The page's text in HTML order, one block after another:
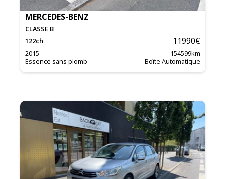
MERCEDES-BENZ
CLASSE B
122ch 11990€
2015 154599km
Essence sans plomb
Boîte Automatique